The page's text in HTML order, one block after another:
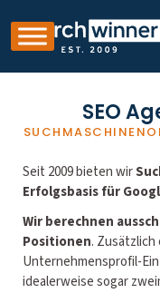
SEO
Seit 2009 bieten wir
Erfolgsbasis für
Wir berechnen
Positionen.
Unternehmensprofil-
idealerweise sogar